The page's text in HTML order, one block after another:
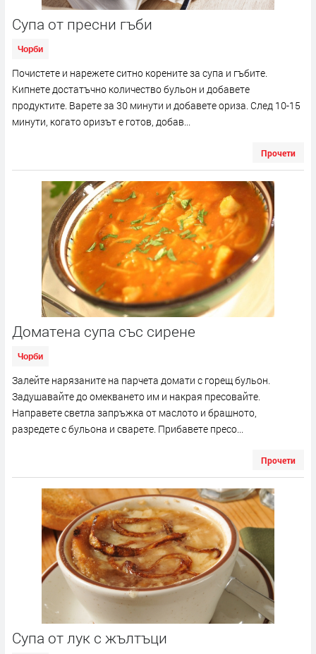
Супа от пресни гъби
Чорби
Почистете и нарежете ситно корените за супа и гъбите.
Кипнете достатъчно количество бульон и добавете
продуктите. Варете за 30 минути и добавете ориза. След 10-15
минути, когато оризът е готов, добав...
Прочети
Доматена супа със сирене
Чорби
Залейте нарязаните на парчета домати с горещ бульон.
Задушавайте до омекването им и накрая пресовайте.
Направете светла запръжка от маслото и брашното,
разредете с бульона и сварете. Прибавете пресо...
Прочети
Супа от лук с жълтъци